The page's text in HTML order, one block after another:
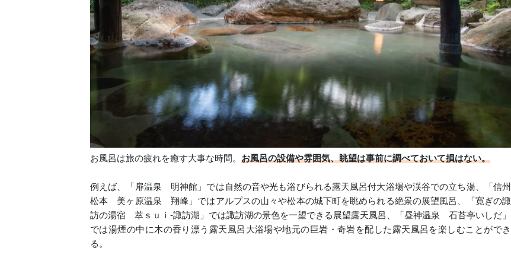
お風呂は旅の疲れを癒す大事な時間。 お風呂の設備や雰囲気、眺望は事前に調べておいて損はない。
例えば、「扉温泉 明神館」では自然の音や光も浴びられる露天風呂付大浴場や渓谷での立ち湯、「信州
松本 美ヶ原温泉 翔峰」ではアルプスの山々や松本の城下町を眺められる絶景の展望風呂、「寛ぎの諏
訪の湯宿 萃ｓｕｉ‐諏訪湖」では諏訪湖の景色を一望できる展望露天風呂、「昼神温泉 石苔亭いしだ」
では湯煙の中に木の香り漂う露天風呂大浴場や地元の巨岩・奇岩を配した露天風呂を楽しむことができ
る。